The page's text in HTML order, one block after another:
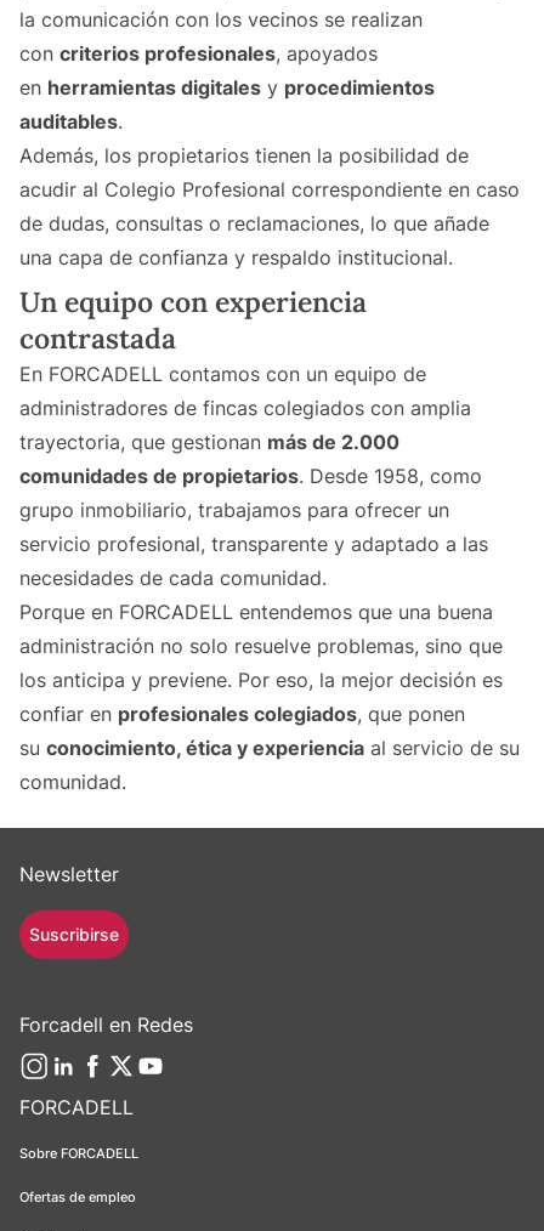
la comunicación con los vecinos se realizan
con criterios profesionales, apoyados
en herramientas digitales y procedimientos
auditables.
Además, los propietarios tienen la posibilidad de
acudir al Colegio Profesional correspondiente en caso
de dudas, consultas o reclamaciones, lo que añade
una capa de confianza y respaldo institucional.
Un equipo con experiencia
contrastada
En FORCADELL contamos con un equipo de
administradores de fincas colegiados con amplia
trayectoria, que gestionan más de 2.000
comunidades de propietarios. Desde 1958, como
grupo inmobiliario, trabajamos para ofrecer un
servicio profesional, transparente y adaptado a las
necesidades de cada comunidad.
Porque en FORCADELL entendemos que una buena
administración no solo resuelve problemas, sino que
los anticipa y previene. Por eso, la mejor decisión es
confiar en profesionales colegiados, que ponen
su conocimiento, ética y experiencia al servicio de su
comunidad.
FORCADELL
Sobre FORCADELL
Ofertas de empleo
Newsletter
Suscribirse
Forcadell en Redes